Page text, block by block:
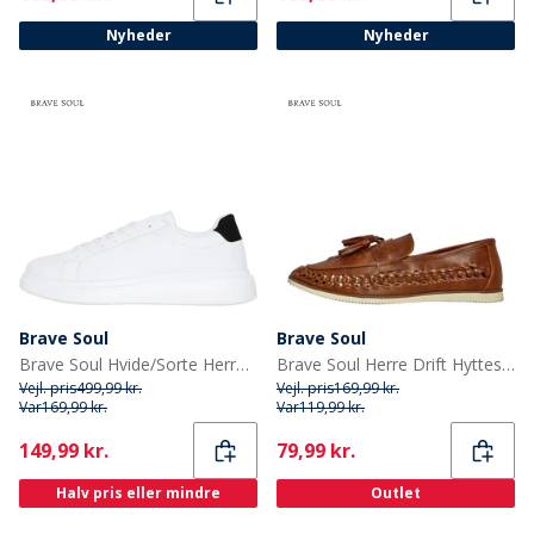
Nyheder Nyheder
Brave Soul
Brave Soul Hvide/Sorte Herre Royal Sneakers
Vejl. pris499,99 kr.
Var169,99 kr.
Current
149,99 kr.
Halv pris eller mindre
Brave Soul
Brave Soul Herre Drift Hyttesko Brun
Vejl. pris169,99 kr.
Var119,99 kr.
Current
79,99 kr.
Outlet